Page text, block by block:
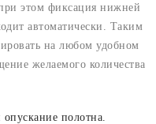
этом фиксация нижней
автоматически. Таким
на любом удобном
желаемого количества
полотна.